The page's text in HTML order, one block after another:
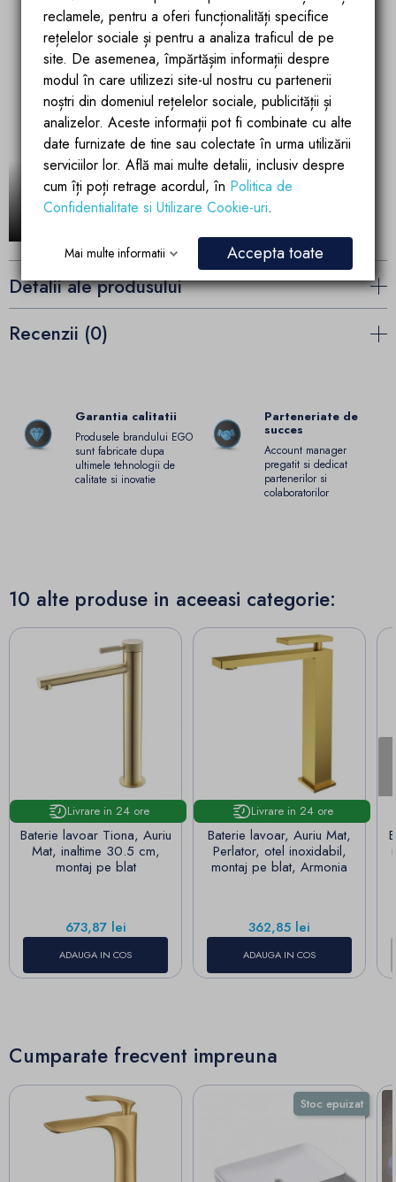
Detalii ale produsului
Recenzii (0)
Garantia calitatii
Produsele brandului EGO
sunt fabricate dupa
ultimele tehnologii de
calitate si inovatie
Parteneriate de
succes
Account manager
pregatit si dedicat
partenerilor si
colaboratorilor
10 alte produse in aceeasi categorie:
Livrare in 24 ore
Baterie lavoar Tiona, Auriu
Mat, inaltime 30.5 cm,
montaj pe blat
Pret
673,87 lei
ADAUGA IN COS
Livrare in 24 ore
Baterie lavoar, Auriu Mat,
Perlator, otel inoxidabil,
montaj pe blat, Armonia
Pret
362,85 lei
ADAUGA IN COS
Cumparate frecvent impreuna
Stoc epuizat
reclamele, pentru a oferi funcționalități specifice
rețelelor sociale și pentru a analiza traficul de pe
site. De asemenea, împărtășim informații despre
modul în care utilizezi site-ul nostru cu partenerii
noștri din domeniul rețelelor sociale, publicității și
analizelor. Aceste informații pot fi combinate cu alte
date furnizate de tine sau colectate în urma utilizării
serviciilor lor. Află mai multe detalii, inclusiv despre
cum îți poți retrage acordul, în Politica de
Confidentialitate si Utilizare Cookie-uri.
Mai multe informatii Accepta toate